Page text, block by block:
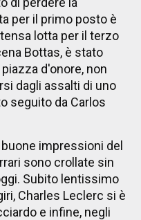
per il primo posto è
lotta per il terzo
Bottas, è stato
d'onore, non
dagli assalti di uno
seguito da Carlos
impressioni del
sono crollate sin
Subito lentissimo
Charles Leclerc si è
e infine, negli